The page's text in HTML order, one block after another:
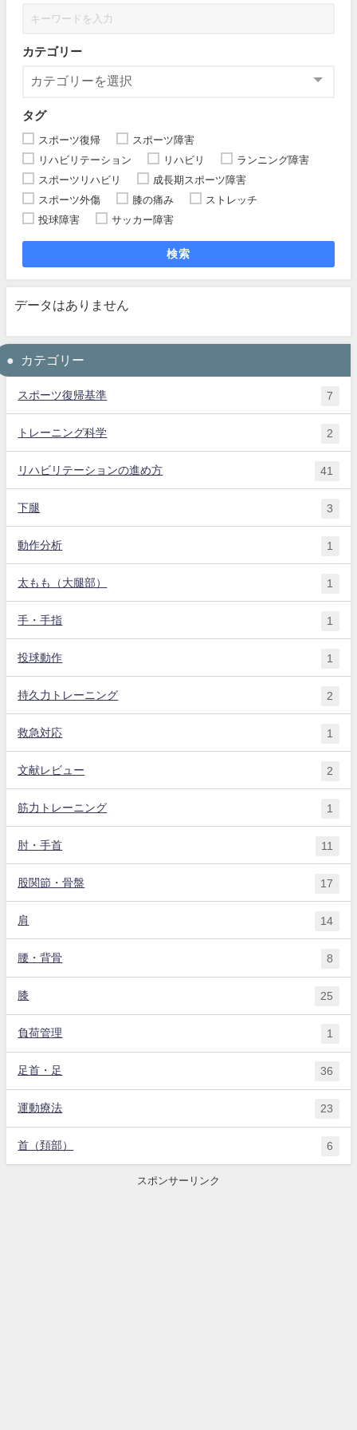
カテゴリー
タグ
スポーツ復帰
スポーツ障害
リハビリテーション
リハビリ
ランニング障害
スポーツリハビリ
成長期スポーツ障害
スポーツ外傷
膝の痛み
ストレッチ
投球障害
サッカー障害
検索
データはありません
カテゴリー
スポーツ復帰基準 7
トレーニング科学 2
リハビリテーションの進め方 41
下腿 3
動作分析 1
太もも（大腿部） 1
手・手指 1
投球動作 1
持久力トレーニング 2
救急対応 1
文献レビュー 2
筋力トレーニング 1
肘・手首 11
股関節・骨盤 17
肩 14
腰・背骨 8
膝 25
負荷管理 1
足首・足 36
運動療法 23
首（頚部） 6
スポンサーリンク